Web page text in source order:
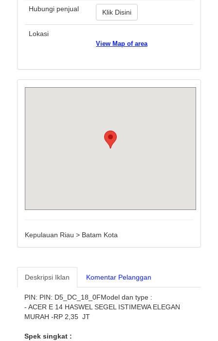
Hubungi penjual Klik Disini
Lokasi
View Map of area
Kepulauan Riau > Batam Kota
Deskripsi Iklan Komentar Pelanggan
PIN: PIN: D5_DC_18_0FModel dan type :
- ACER E 14 HASWEL SEGEL ISTIMEWA ELEGAN
MURAH -RP 2,35 JT
Spek singkat :